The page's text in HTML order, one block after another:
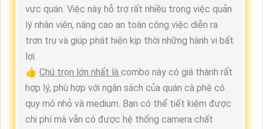
vực quán. Việc này hỗ trợ rất nhiều trong việc quản
lý nhân viên, nâng cao an toàn công việc diễn ra
trơn tru và giúp phát hiện kịp thời những hành vi bất
lợi.
👍 Chú trọn lớn nhất là combo này có giá thành rất
hợp lý, phù hợp với ngân sách của quán cà phê có
quy mô nhỏ và medium. Bạn có thể tiết kiệm được
chi phí mà vẫn có được hệ thống camera chất